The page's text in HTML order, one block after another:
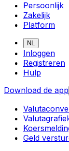
Persoonlijk
Zakelijk
Platform
NL
Inloggen
Registreren
Hulp
Download de app
Geld